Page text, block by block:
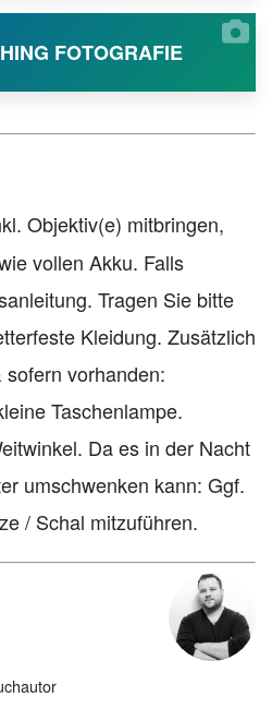
FOTOGRAFIE
Objektiv(e) mitbringen,
vollen Akku. Falls
Tragen Sie bitte
Kleidung. Zusätzlich
vorhanden:
Taschenlampe.
Da es in der Nacht
umschwenken kann: Ggf.
/ Schal mitzuführen.